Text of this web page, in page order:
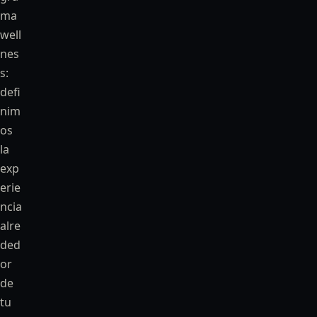
ma
well
nes
s:
defi
nim
os
la
exp
erie
ncia
alre
ded
or
de
tu